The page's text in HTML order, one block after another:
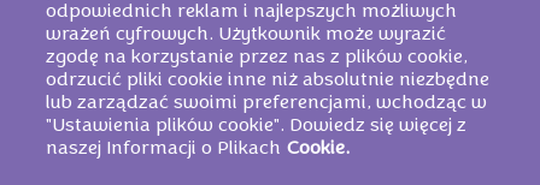
odpowiednich reklam i najlepszych możliwych
wrażeń cyfrowych. Użytkownik może wyrazić
zgodę na korzystanie przez nas z plików cookie,
odrzucić pliki cookie inne niż absolutnie niezbędne
lub zarządzać swoimi preferencjami, wchodząc w
"Ustawienia plików cookie". Dowiedz się więcej z
naszej Informacji o Plikach Cookie.